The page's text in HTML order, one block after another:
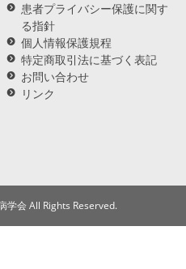
患者プライバシー保護に関す
る指針
個人情報保護規程
特定商取引法に基づく表記
お問い合わせ
リンク
学会 All Rights Reserved.